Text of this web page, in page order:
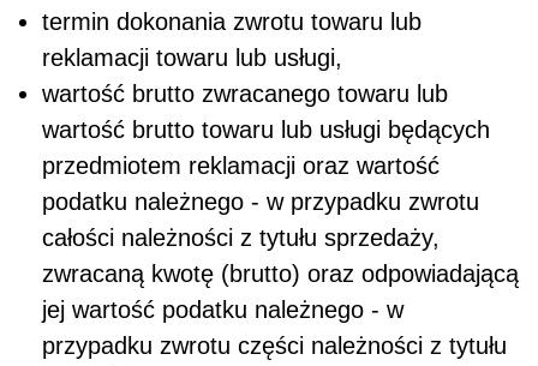
termin dokonania zwrotu towaru lub
reklamacji towaru lub usługi,
wartość brutto zwracanego towaru lub
wartość brutto towaru lub usługi będących
przedmiotem rekla­macji oraz wartość
podatku należnego - w przypadku zwrotu
całości należności z tytułu sprzedaży,
zwracaną kwotę (brutto) oraz odpowiadającą
jej wartość podatku należnego - w
przypadku zwrotu części należności z tytułu